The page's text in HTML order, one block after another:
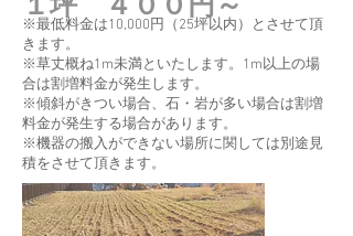
１坪 ４００円～
※最低料金は10,000円（25坪以内）とさせて頂
きます。
※草丈概ね1m未満といたします。1m以上の場
合は割増料金が発生します。
※傾斜がきつい場合、石・岩が多い場合は割増
料金が発生する場合があります。
​※機器の搬入ができない場所に関しては別途見
積をさせて頂きます。